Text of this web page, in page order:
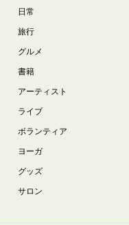
日常
旅行
グルメ
書籍
アーティスト
ライブ
ボランティア
ヨーガ
グッズ
サロン